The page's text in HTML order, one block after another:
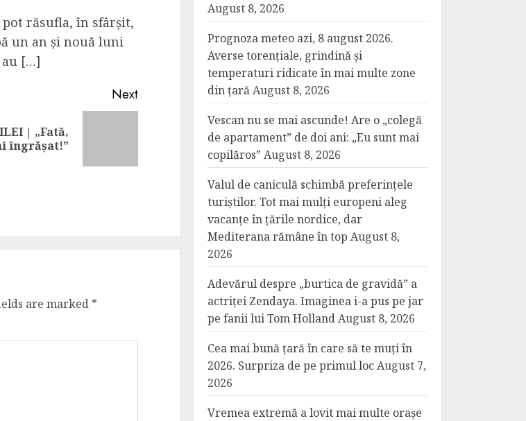
răsufla, în sfârșit,
un an și nouă luni
au […]
Next
| „Fată,
îngrășat!”
are marked *
August 8, 2026
Prognoza meteo azi, 8 august 2026.
Averse torențiale, grindină și
temperaturi ridicate în mai multe zone
din țarăAugust 8, 2026
Vescan nu se mai ascunde! Are o „colegă
de apartament” de doi ani: „Eu sunt mai
copilăros” August 8, 2026
Valul de caniculă schimbă preferințele
turiștilor. Tot mai mulți europeni aleg
vacanțe în țările nordice, dar
Mediterana rămâne în top August 8,
2026
Adevărul despre „burtica de gravidă” a
actriței Zendaya. Imaginea i-a pus pe jar
pe fanii lui Tom HollandAugust 8, 2026
Cea mai bună țară în care să te muți în
2026. Surpriza de pe primul locAugust 7,
2026
Vremea extremă a lovit mai multe orașe